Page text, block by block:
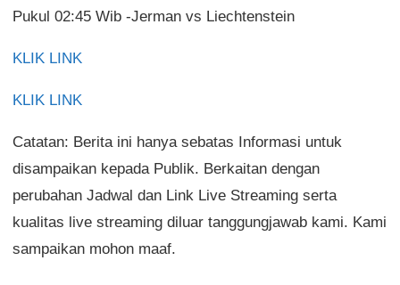
Pukul 02:45 Wib -Jerman vs Liechtenstein
KLIK LINK
KLIK LINK
Catatan: Berita ini hanya sebatas Informasi untuk
disampaikan kepada Publik. Berkaitan dengan
perubahan Jadwal dan Link Live Streaming serta
kualitas live streaming diluar tanggungjawab kami. Kami
sampaikan mohon maaf.